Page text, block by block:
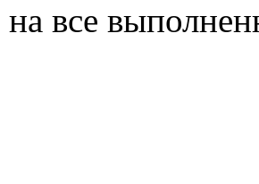
на все